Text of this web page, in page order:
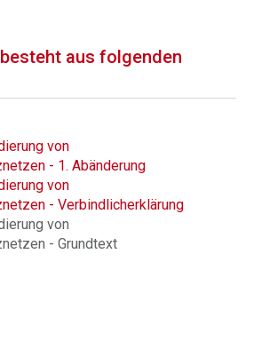
aus folgenden
von
- 1. Abänderung
von
- Verbindlicherklärung
von
- Grundtext